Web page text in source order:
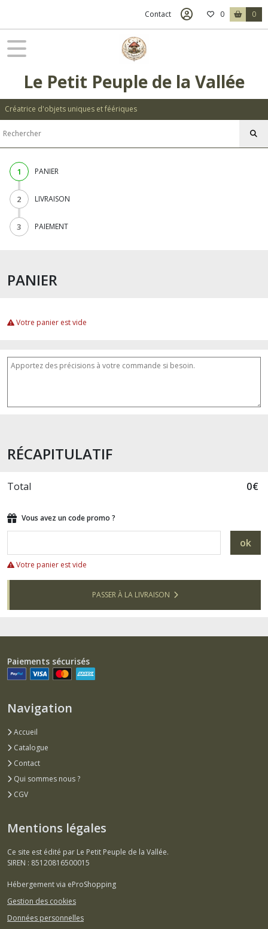
Contact 0 0
Le Petit Peuple de la Vallée
Créatrice d'objets uniques et féériques
1 PANIER
2 LIVRAISON
3 PAIEMENT
PANIER
Votre panier est vide
RÉCAPITULATIF
Total 0€
Vous avez un code promo ?
ok
Votre panier est vide
PASSER À LA LIVRAISON
Paiements sécurisés
Navigation
Accueil
Catalogue
Contact
Qui sommes nous ?
CGV
Mentions légales
Ce site est édité par Le Petit Peuple de la Vallée.
SIREN : 85120816500015
Hébergement via eProShopping
Gestion des cookies
Données personnelles